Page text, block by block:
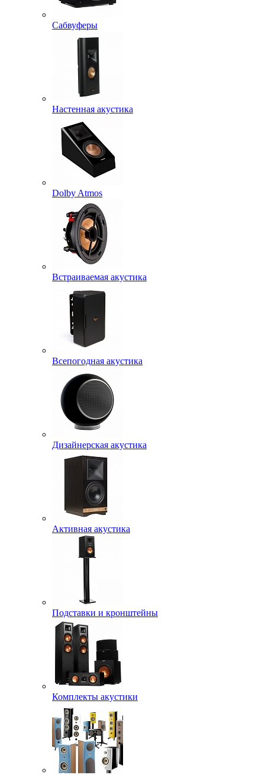
Сабвуферы
Настенная акустика
Dolby Atmos
Встраиваемая акустика
Всепогодная акустика
Дизайнерская акустика
Активная акустика
Подставки и кронштейны
Комплекты акустики